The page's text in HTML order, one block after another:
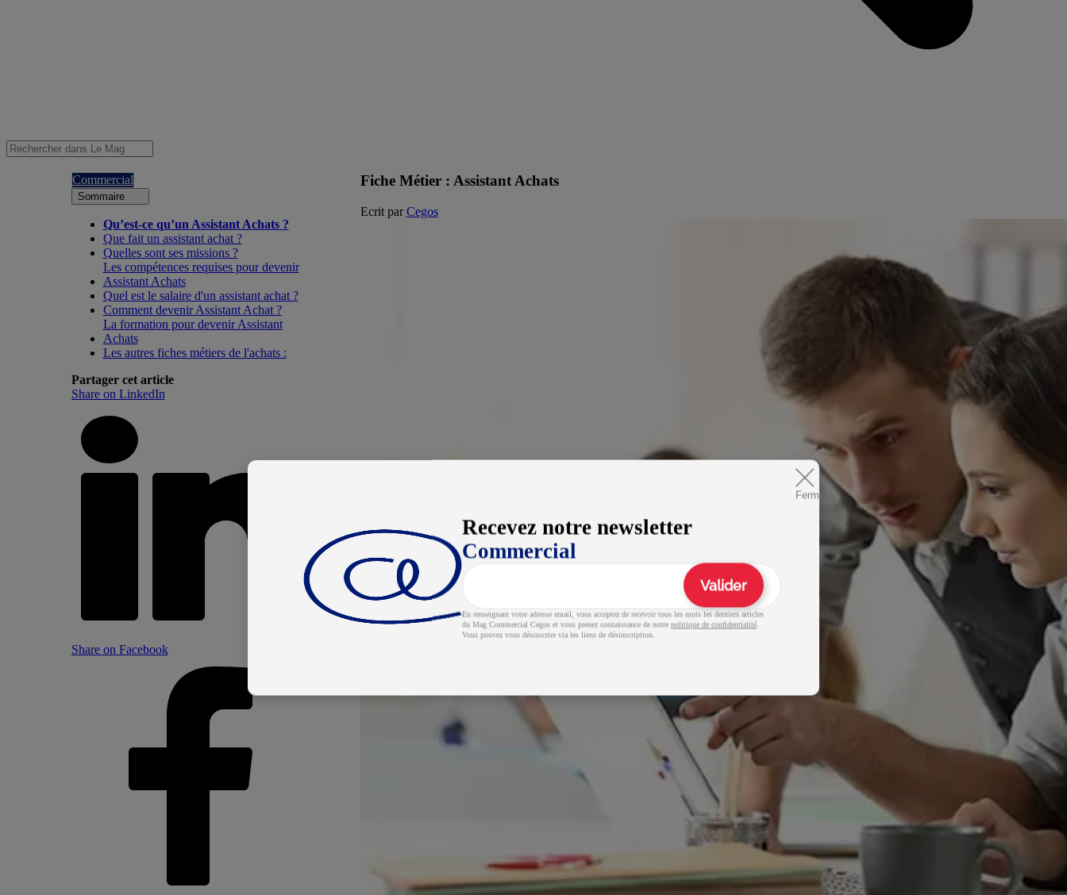
Fermer
Recevez notre newsletter
Commercial
Valider
En renseignant votre adresse email, vous acceptez de recevoir tous les mois les derniers articles
du Mag Commercial Cegos et vous prenez connaissance de notre politique de confidentialité.
Vous pouvez vous désinscrire via les liens de désinscription.
Commercial
Sommaire
Qu’est-ce qu’un Assistant Achats ?
Que fait un assistant achat ?
Quelles sont ses missions ?
Les compétences requises pour devenir
Assistant Achats
Quel est le salaire d'un assistant achat ?
Comment devenir Assistant Achat ?
La formation pour devenir Assistant
Achats
Les autres fiches métiers de l'achats :
Partager cet article
Share on LinkedIn
Share on Facebook
Fiche Métier : Assistant Achats
Ecrit parCegos